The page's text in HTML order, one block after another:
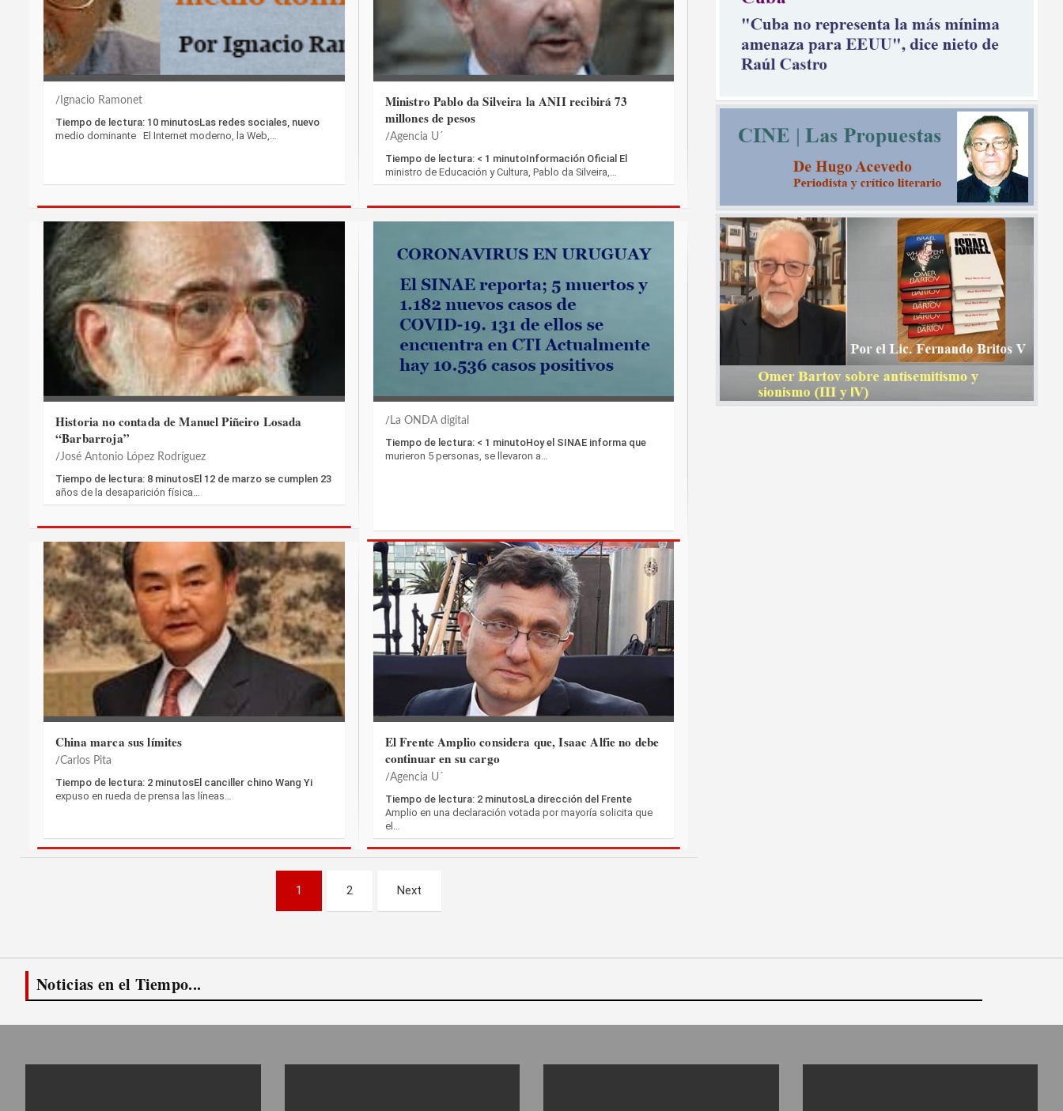
Ignacio Ramonet
Tiempo de lectura: 10 minutosLas redes sociales, nuevo
medio dominante El Internet moderno, la Web,…
Ministro Pablo da Silveira la ANII recibirá 73
millones de pesos
Agencia U´
Tiempo de lectura: < 1 minutoInformación Oficial El
ministro de Educación y Cultura, Pablo da Silveira,…
Historia no contada de Manuel Piñeiro Losada
“Barbarroja”
José Antonio López Rodríguez
Tiempo de lectura: 8 minutosEl 12 de marzo se cumplen 23
años de la desaparición física…
La ONDA digital
Tiempo de lectura: < 1 minutoHoy el SINAE informa que
murieron 5 personas, se llevaron a…
China marca sus límites
Carlos Pita
Tiempo de lectura: 2 minutosEl canciller chino Wang Yi
expuso en rueda de prensa las líneas…
El Frente Amplio considera que, Isaac Alfie no debe
continuar en su cargo
Agencia U´
Tiempo de lectura: 2 minutosLa dirección del Frente
Amplio en una declaración votada por mayoría solicita que
el…
entradas
1 2 Next
Noticias en el Tiempo...